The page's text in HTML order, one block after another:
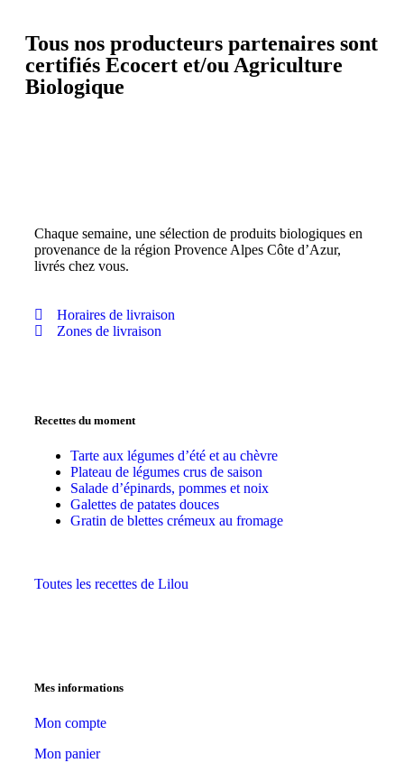
Tous nos producteurs partenaires sont
certifiés Ecocert et/ou Agriculture
Biologique
Chaque semaine, une sélection de produits biologiques en
provenance de la région Provence Alpes Côte d’Azur,
livrés chez vous.
Horaires de livraison
Zones de livraison
Recettes du moment
Tarte aux légumes d’été et au chèvre
Plateau de légumes crus de saison
Salade d’épinards, pommes et noix
Galettes de patates douces
Gratin de blettes crémeux au fromage
Toutes les recettes de Lilou
Mes informations
Mon compte
Mon panier